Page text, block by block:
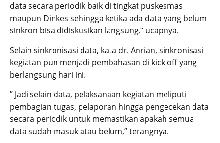
data secara periodik baik di tingkat puskesmas
maupun Dinkes sehingga ketika ada data yang belum
sinkron bisa didiskusikan langsung,” ucapnya.
Selain sinkronisasi data, kata dr. Anrian, sinkronisasi
kegiatan pun menjadi pembahasan di kick off yang
berlangsung hari ini.
” Jadi selain data, pelaksanaan kegiatan meliputi
pembagian tugas, pelaporan hingga pengecekan data
secara periodik untuk memastikan apakah semua
data sudah masuk atau belum,” terangnya.